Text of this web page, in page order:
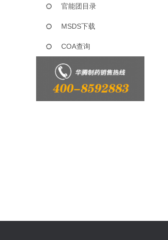
官能团目录
MSDS下载
COA查询